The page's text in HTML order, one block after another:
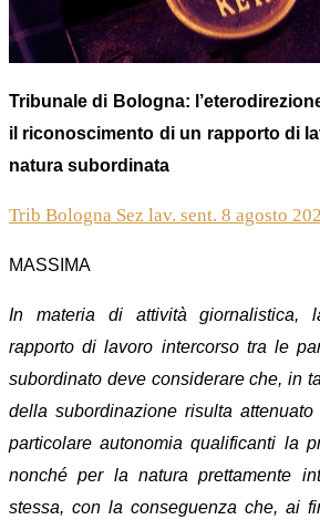
Tribunale di Bologna:
il riconoscimento di un rapporto di
natura subordinata
Trib Bologna Sez lav. sent. 8 agosto
MASSIMA
In materia di attività giornalistica,
rapporto di lavoro intercorso tra le
subordinato deve considerare che, in
della subordinazione risulta
particolare autonomia qualificanti la
nonché per la natura prettamente
stessa, con la conseguenza che, ai